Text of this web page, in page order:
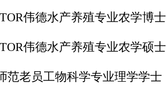
伟德水产养殖专业农学博士
伟德水产养殖专业农学硕士
范老员工物科学专业理学学士